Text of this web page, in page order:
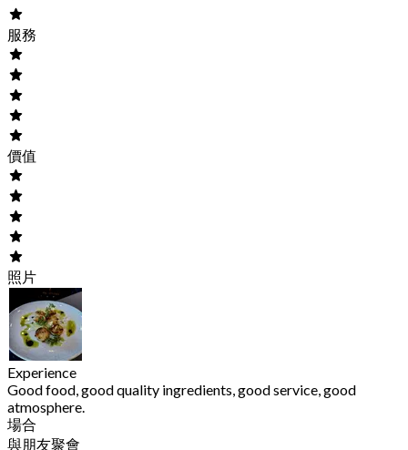
服務
價值
照片
Experience
Good food, good quality ingredients, good service, good
atmosphere.
場合
與朋友聚會